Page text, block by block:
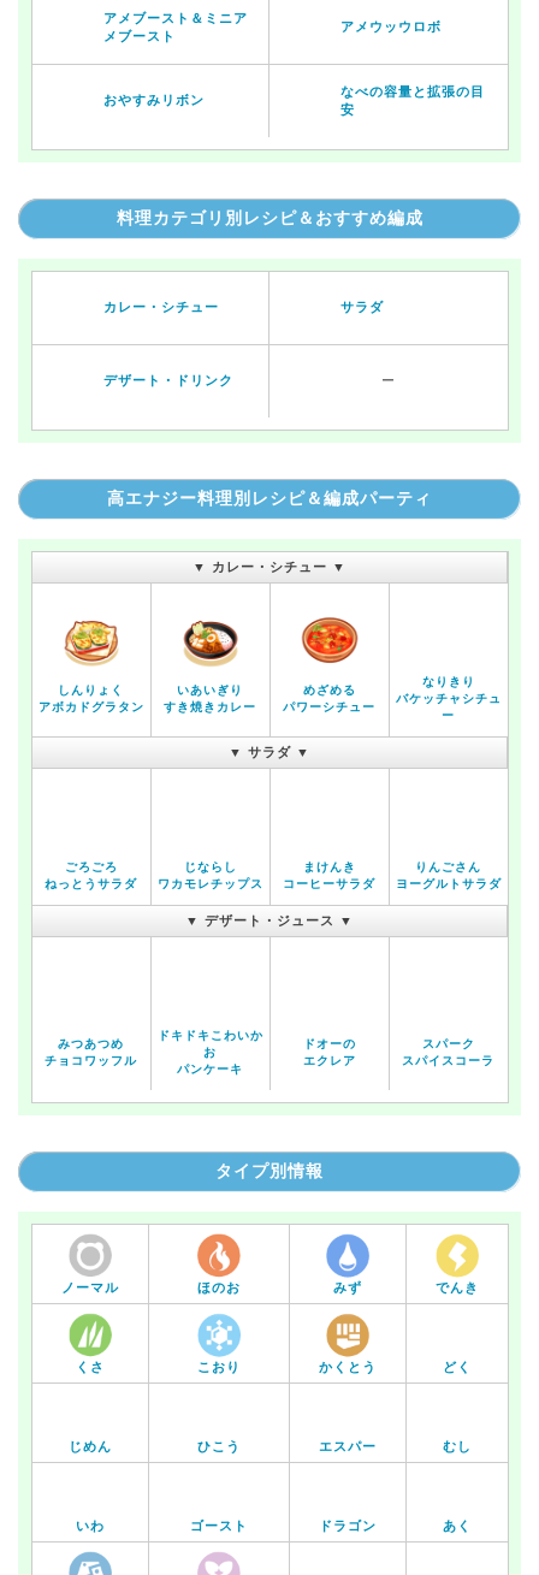
アメブースト＆ミニア
メブースト
アメウッウロボ
おやすみリボン
なべの容量と拡張の目
安
料理カテゴリ別レシピ＆おすすめ編成
カレー・シチュー サラダ
デザート・ドリンク ー
高エナジー料理別レシピ＆編成パーティ
▼ カレー・シチュー ▼
しんりょく
アボカドグラタン
いあいぎり
すき焼きカレー
めざめる
パワーシチュー
なりきり
バケッチャシチュ
ー
▼ サラダ ▼
ごろごろ
ねっとうサラダ
じならし
ワカモレチップス
まけんき
コーヒーサラダ
りんごさん
ヨーグルトサラダ
▼ デザート・ジュース ▼
みつあつめ
チョコワッフル
ドキドキこわいか
お
パンケーキ
ドオーの
エクレア
スパーク
スパイスコーラ
タイプ別情報
ノーマル ほのお みず でんき
くさ こおり かくとう どく
じめん ひこう エスパー むし
いわ ゴースト ドラゴン あく